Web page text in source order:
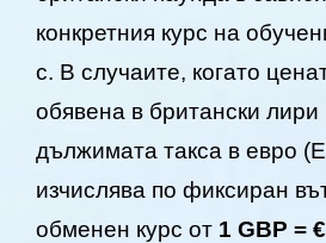
конкретния курс на
c. В случаите, когато
обявена в британски лири
дължимата такса в евро
изчислява по фиксиран
обменен курс от 1 GBP =